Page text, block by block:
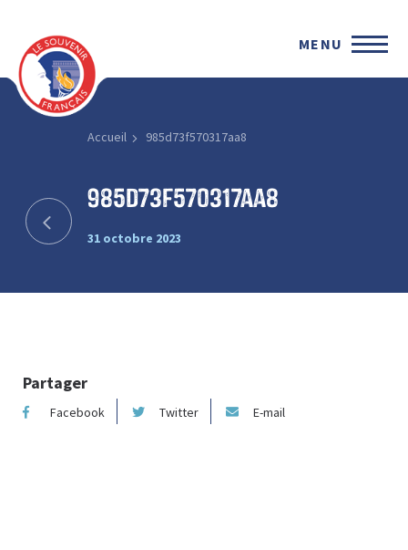
MENU
Accueil 985d73f570317aa8
985d73f570317aa8
31 octobre 2023
Partager
Facebook Twitter E-mail